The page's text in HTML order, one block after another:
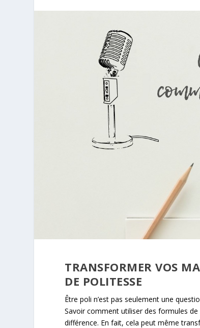
TRANSFORMER VOS
DE POLITESSE
Être poli n’est pas seulement une
Savoir comment utiliser des formules
différence. En fait, cela peut même